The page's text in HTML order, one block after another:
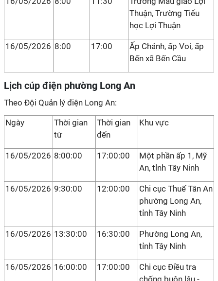
Thuận, Trường Tiểu
học Lợi Thuận
16/05/2026 8:00 17:00
Ấp Chánh, ấp Voi, ấp
Bến xã Bến Cầu
Lịch cúp điện phường Long An
Theo Đội Quản lý điện Long An:
Ngày
Thời gian
từ
Thời gian
đến
Khu vực
16/05/2026 8:00:00 17:00:00
Một phần ấp 1, Mỹ
An, tỉnh Tây Ninh
16/05/2026 9:30:00 12:00:00
Chi cục Thuế Tân An
phường Long An,
tỉnh Tây Ninh
16/05/2026 13:30:00 16:30:00
Phường Long An,
tỉnh Tây Ninh
16/05/2026 16:00:00 17:00:00
Chi cục Điều tra
chống buôn lậu -